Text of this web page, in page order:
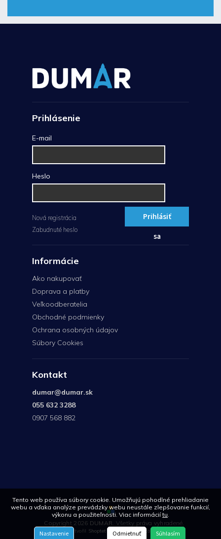
Tento web používa súbory cookie. Umožňujú pohodlné prehliadanie
webu a vďaka analýze prevádzky webu neustále zlepšovanie funkcií,
výkonu a použiteľnosti. Viac informáciítu.
Nastavenie Odmietnuť Súhlasím
Prihlásenie
E-mail
Heslo
Prihlásiť
sa
Nová registrácia
Zabudnuté heslo
Informácie
Ako nakupovať
Doprava a platby
Veľkoodberatelia
Obchodné podmienky
Ochrana osobných údajov
Súbory Cookies
Kontakt
dumar@dumar.sk
055 632 3288
0907 568 882
Copyright 2026 DUMAR . Všetky práva vyhradené.
Vytvořil Shoptet | Design Shoptetak.cz
568